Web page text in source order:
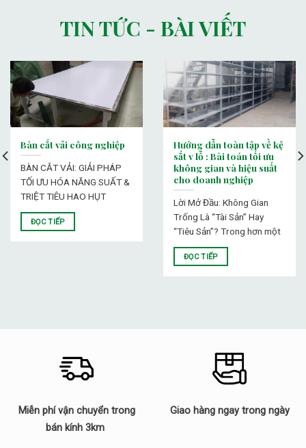
TIN TỨC - BÀI VIẾT
Bàn cắt vải công nghiệp
BÀN CẮT VẢI: GIẢI PHÁP
TỐI ƯU HÓA NĂNG SUẤT &
TRIỆT TIÊU HAO HỤT
ĐỌC TIẾP
Hướng dẫn toàn tập về kệ
sắt v lỗ : Bài toán tối ưu
không gian và hiệu suất
cho doanh nghiệp
Lời Mở Đầu: Không Gian
Trống Là “Tài Sản” Hay
“Tiêu Sản”? Trong hơn một
ĐỌC TIẾP
Miễn phí vận chuyển trong
bán kính 3km
Giao hàng ngay trong ngày